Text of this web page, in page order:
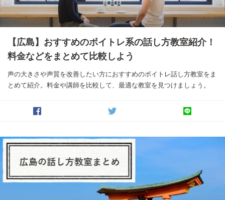
【広島】おすすめのボイトレ系の話し方教室紹介！
料金などをまとめて比較しよう
声の大きさや声質を改善したい方におすすめのボイトレ話し方教室をま
とめて紹介。料金や講師を比較して、最適な教室を見つけましょう。